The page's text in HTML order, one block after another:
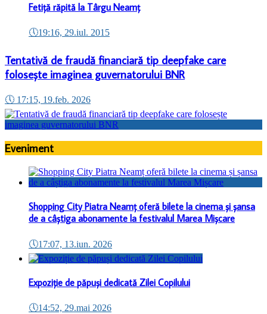
Fetiță răpită la Târgu Neamț
🕔19:16, 29.iul. 2015
Tentativă de fraudă financiară tip deepfake care
folosește imaginea guvernatorului BNR
🕔 17:15, 19.feb. 2026
Eveniment
Shopping City Piatra Neamț oferă bilete la cinema și șansa
de a câștiga abonamente la festivalul Marea Mișcare
🕔17:07, 13.iun. 2026
Expoziție de păpuși dedicată Zilei Copilului
🕔14:52, 29.mai 2026